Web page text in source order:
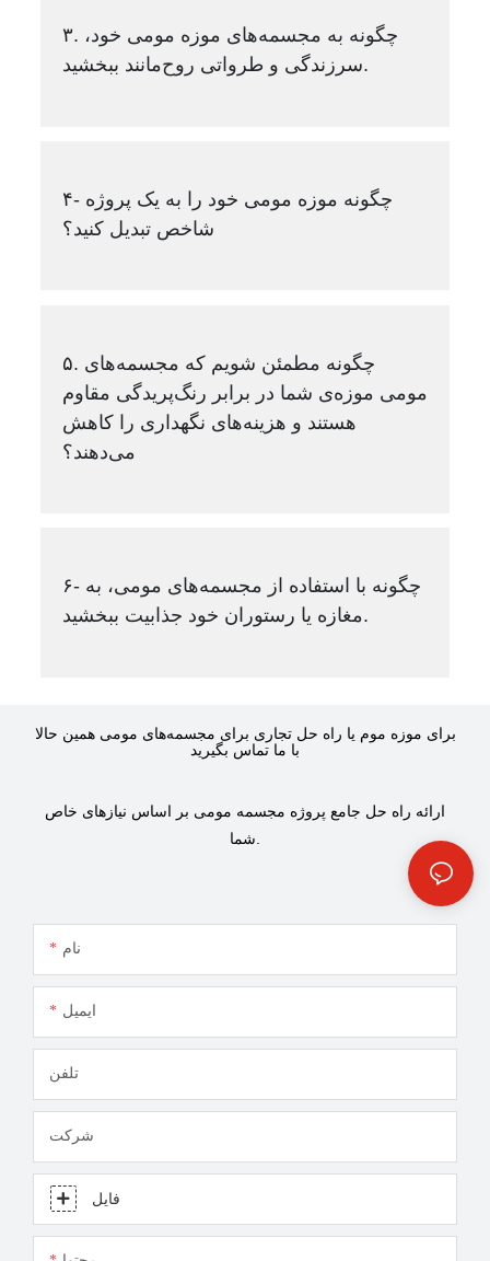
۳. چگونه به مجسمه‌های موزه مومی خود،
سرزندگی و طرواتی روح‌مانند ببخشید.
۴- چگونه موزه مومی خود را به یک پروژه
شاخص تبدیل کنید؟
۵. چگونه مطمئن شویم که مجسمه‌های
مومی موزه‌ی شما در برابر رنگ‌پریدگی مقاوم
هستند و هزینه‌های نگهداری را کاهش
می‌دهند؟
۶- چگونه با استفاده از مجسمه‌های مومی، به
مغازه یا رستوران خود جذابیت ببخشید.
برای موزه موم یا راه حل تجاری برای مجسمه‌های مومی همین حالا
با ما تماس بگیرید
ارائه راه حل جامع پروژه مجسمه مومی بر اساس نیازهای خاص
شما.
نام
ایمیل
تلفن
شرکت
فایل